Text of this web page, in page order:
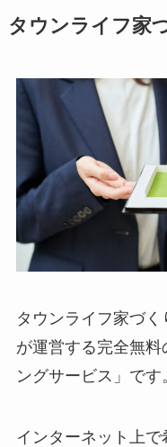
タウンライフ家
タウンライフ家づ
が運営する完全無
ングサービス」です
インターネット上で